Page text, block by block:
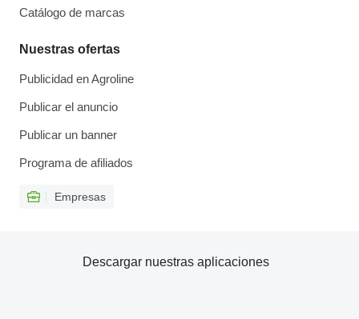
Catálogo de marcas
Nuestras ofertas
Publicidad en Agroline
Publicar el anuncio
Publicar un banner
Programa de afiliados
Empresas
Descargar nuestras aplicaciones